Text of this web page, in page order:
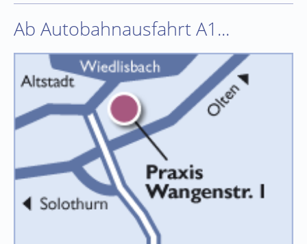
Ab Autobahnausfahrt A1...